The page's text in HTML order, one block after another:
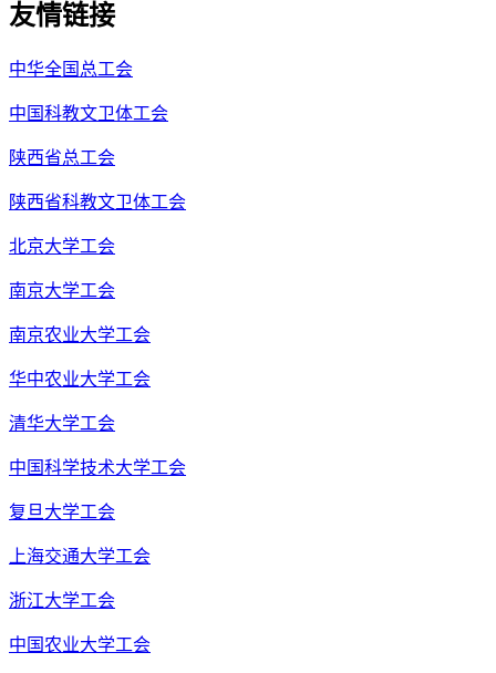
友情链接
中华全国总工会
中国科教文卫体工会
陕西省总工会
陕西省科教文卫体工会
北京大学工会
南京大学工会
南京农业大学工会
华中农业大学工会
清华大学工会
中国科学技术大学工会
复旦大学工会
上海交通大学工会
浙江大学工会
中国农业大学工会